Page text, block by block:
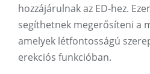
hozzájárulnak az ED-hez.
segíthetnek megerősíteni a
amelyek létfontosságú
erekciós funkcióban.